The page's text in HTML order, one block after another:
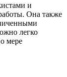
и
Она также
легко
мере